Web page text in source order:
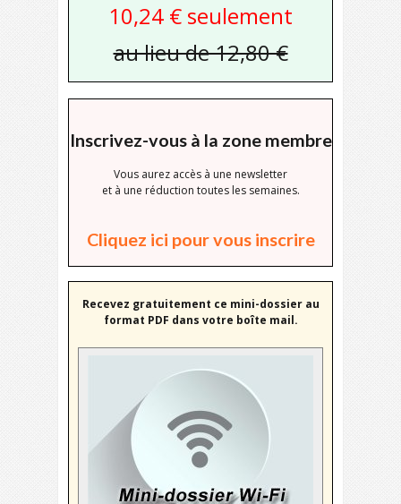
10,24 € seulement
au lieu de 12,80 €
Inscrivez-vous à la zone membre
Vous aurez accès à une newsletter
et à une réduction toutes les semaines.
Cliquez ici pour vous inscrire
Recevez gratuitement ce mini-dossier au
format PDF dans votre boîte mail.